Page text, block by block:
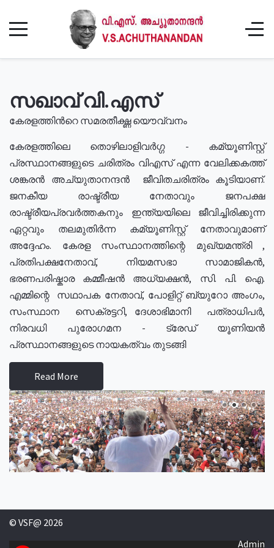
സഖാവ് വി.എസ്
കേരളത്തിൻറെ സമരതീക്ഷ്ണ യൌവ്വനം
കേരളത്തിലെ തൊഴിലാളിവർഗ്ഗ - കമ്യൂണിസ്റ്റ്
പ്രസ്ഥാനങ്ങളുടെ ചരിത്രം വിഎസ് എന്ന വേലിക്കകത്ത്
ശങ്കരൻ അച്യുതാനന്ദൻ ജീവിതചരിത്രം കൂടിയാണ്.
ജനകീയ രാഷ്ട്രീയ നേതാവും ജനപക്ഷ
രാഷ്ട്രീയപ്രവർത്തകനും ഇന്ത്യയിലെ ജീവിച്ചിരിക്കുന്ന
ഏറ്റവും തലമുതിർന്ന കമ്യൂണിസ്റ്റ് നേതാവുമാണ്
അദ്ദേഹം. കേരള സംസ്ഥാനത്തിന്റെ മുഖ്യമന്ത്രി ,
പ്രതിപക്ഷനേതാവ്, നിയമസഭാ സാമാജികൻ,
ഭരണപരിഷ്കാര കമ്മീഷൻ അധ്യക്ഷൻ, സി. പി. ഐ.
എമ്മിന്റെ സഥാപക നേതാവ്, പോളിറ്റ് ബ്യുറോ അംഗം,
സംസ്ഥാന സെക്രട്ടറി, ദേശാഭിമാനി പത്രാധിപർ,
നിരവധി പുരോഗമന - ട്രേഡ് യൂണിയൻ
പ്രസ്ഥാനങ്ങളുടെ നായകത്വം തുടങ്ങി
Read More
© VSF@ 2026
Admin